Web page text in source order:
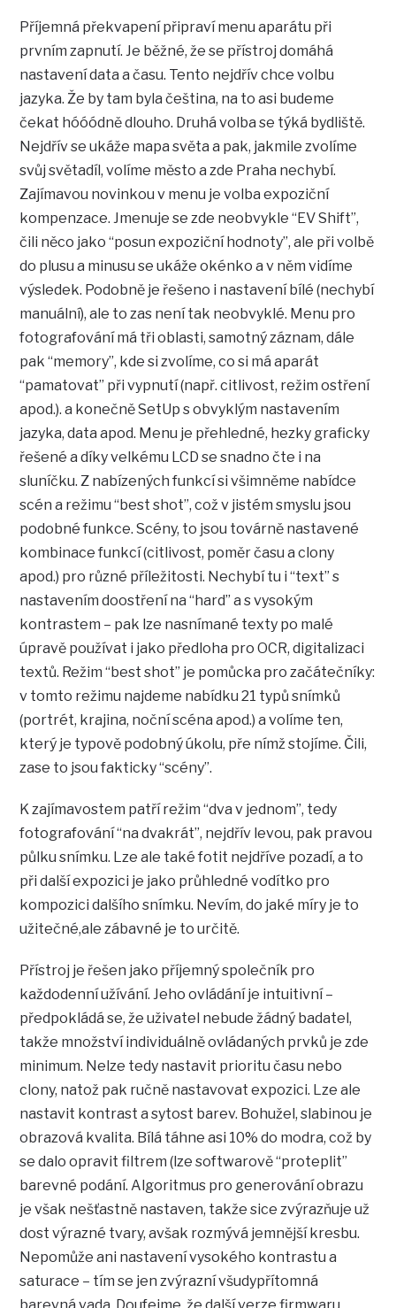
Příjemná překvapení připraví menu aparátu při
prvním zapnutí. Je běžné, že se přístroj domáhá
nastavení data a času. Tento nejdřív chce volbu
jazyka. Že by tam byla čeština, na to asi budeme
čekat hóóódně dlouho. Druhá volba se týká bydliště.
Nejdřív se ukáže mapa světa a pak, jakmile zvolíme
svůj světadíl, volíme město a zde Praha nechybí.
Zajímavou novinkou v menu je volba expoziční
kompenzace. Jmenuje se zde neobvykle “EV Shift”,
čili něco jako “posun expoziční hodnoty”, ale při volbě
do plusu a minusu se ukáže okénko a v něm vidíme
výsledek. Podobně je řešeno i nastavení bílé (nechybí
manuální), ale to zas není tak neobvyklé. Menu pro
fotografování má tři oblasti, samotný záznam, dále
pak “memory”, kde si zvolíme, co si má aparát
“pamatovat” při vypnutí (např. citlivost, režim ostření
apod.). a konečně SetUp s obvyklým nastavením
jazyka, data apod. Menu je přehledné, hezky graficky
řešené a díky velkému LCD se snadno čte i na
sluníčku. Z nabízených funkcí si všimněme nabídce
scén a režimu “best shot”, což v jistém smyslu jsou
podobné funkce. Scény, to jsou továrně nastavené
kombinace funkcí (citlivost, poměr času a clony
apod.) pro různé příležitosti. Nechybí tu i “text” s
nastavením doostření na “hard” a s vysokým
kontrastem – pak lze nasnímané texty po malé
úpravě používat i jako předloha pro OCR, digitalizaci
textů. Režim “best shot” je pomůcka pro začátečníky:
v tomto režimu najdeme nabídku 21 typů snímků
(portrét, krajina, noční scéna apod.) a volíme ten,
který je typově podobný úkolu, pře nímž stojíme. Čili,
zase to jsou fakticky “scény”.
K zajímavostem patří režim “dva v jednom”, tedy
fotografování “na dvakrát”, nejdřív levou, pak pravou
půlku snímku. Lze ale také fotit nejdříve pozadí, a to
při další expozici je jako průhledné vodítko pro
kompozici dalšího snímku. Nevím, do jaké míry je to
užitečné,ale zábavné je to určitě.
Přístroj je řešen jako příjemný společník pro
každodenní užívání. Jeho ovládání je intuitivní –
předpokládá se, že uživatel nebude žádný badatel,
takže množství individuálně ovládaných prvků je zde
minimum. Nelze tedy nastavit prioritu času nebo
clony, natož pak ručně nastavovat expozici. Lze ale
nastavit kontrast a sytost barev. Bohužel, slabinou je
obrazová kvalita. Bílá táhne asi 10% do modra, což by
se dalo opravit filtrem (lze softwarově “proteplit”
barevné podání. Algoritmus pro generování obrazu
je však nešťastně nastaven, takže sice zvýrazňuje už
dost výrazné tvary, avšak rozmývá jemnější kresbu.
Nepomůže ani nastavení vysokého kontrastu a
saturace – tím se jen zvýrazní všudypřítomná